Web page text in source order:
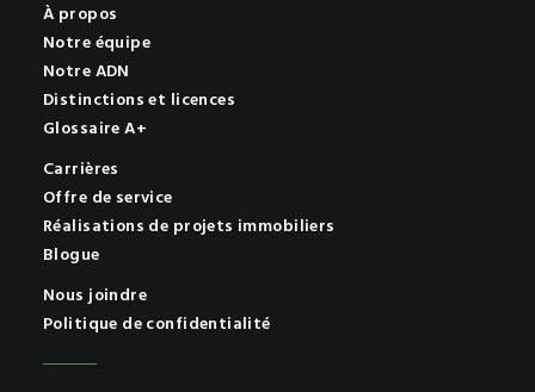
À propos
Notre équipe
Notre ADN
Distinctions et licences
Glossaire A+
Carrières
Offre de service
Réalisations de projets immobiliers
Blogue
Nous joindre
Politique de confidentialité